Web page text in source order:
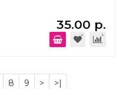
35.00 р.
8 9 > >|